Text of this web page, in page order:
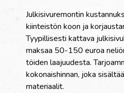
Julkisivuremontin
kiinteistön koon ja
Tyypillisesti kattava
maksaa 50-150 euroa
töiden laajuudesta.
kokonaishinnan, joka
materiaalit.